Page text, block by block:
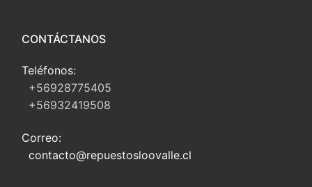
CONTÁCTANOS
Teléfonos:
+56928775405
+56932419508
Correo:
contacto@repuestosloovalle.cl